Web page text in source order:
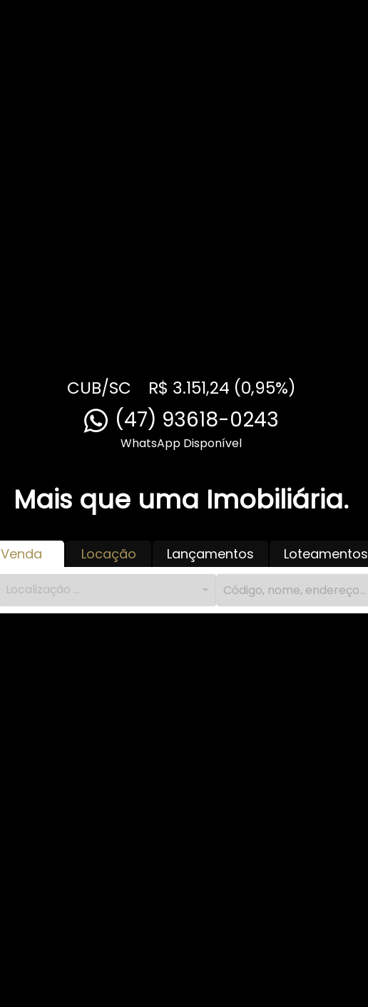
CUB/SC R$ 3.151,24 (0,95%)
(47) 93618-0243
WhatsApp Disponível
Mais que uma Imobiliária.
Venda Locação Lançamentos Loteamentos
Localização ...